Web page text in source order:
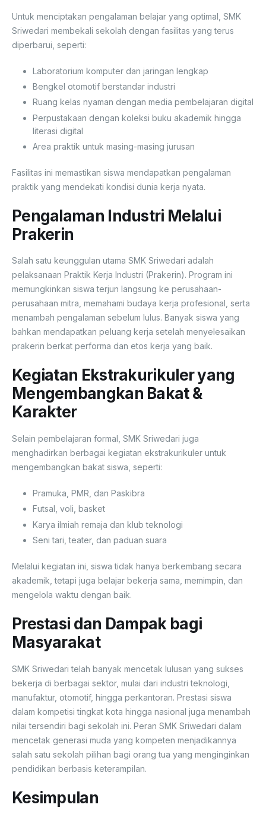
Untuk menciptakan pengalaman belajar yang optimal, SMK
Sriwedari membekali sekolah dengan fasilitas yang terus
diperbarui, seperti:
Laboratorium komputer dan jaringan lengkap
Bengkel otomotif berstandar industri
Ruang kelas nyaman dengan media pembelajaran digital
Perpustakaan dengan koleksi buku akademik hingga
literasi digital
Area praktik untuk masing-masing jurusan
Fasilitas ini memastikan siswa mendapatkan pengalaman
praktik yang mendekati kondisi dunia kerja nyata.
Pengalaman Industri Melalui
Prakerin
Salah satu keunggulan utama SMK Sriwedari adalah
pelaksanaan Praktik Kerja Industri (Prakerin). Program ini
memungkinkan siswa terjun langsung ke perusahaan-
perusahaan mitra, memahami budaya kerja profesional, serta
menambah pengalaman sebelum lulus. Banyak siswa yang
bahkan mendapatkan peluang kerja setelah menyelesaikan
prakerin berkat performa dan etos kerja yang baik.
Kegiatan Ekstrakurikuler yang
Mengembangkan Bakat &
Karakter
Selain pembelajaran formal, SMK Sriwedari juga
menghadirkan berbagai kegiatan ekstrakurikuler untuk
mengembangkan bakat siswa, seperti:
Pramuka, PMR, dan Paskibra
Futsal, voli, basket
Karya ilmiah remaja dan klub teknologi
Seni tari, teater, dan paduan suara
Melalui kegiatan ini, siswa tidak hanya berkembang secara
akademik, tetapi juga belajar bekerja sama, memimpin, dan
mengelola waktu dengan baik.
Prestasi dan Dampak bagi
Masyarakat
SMK Sriwedari telah banyak mencetak lulusan yang sukses
bekerja di berbagai sektor, mulai dari industri teknologi,
manufaktur, otomotif, hingga perkantoran. Prestasi siswa
dalam kompetisi tingkat kota hingga nasional juga menambah
nilai tersendiri bagi sekolah ini. Peran SMK Sriwedari dalam
mencetak generasi muda yang kompeten menjadikannya
salah satu sekolah pilihan bagi orang tua yang menginginkan
pendidikan berbasis keterampilan.
Kesimpulan